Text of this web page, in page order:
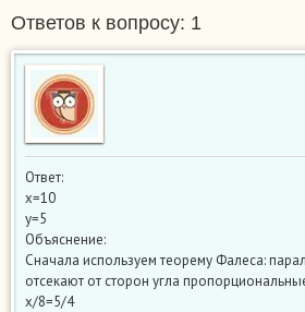
Ответов к вопросу: 1
Ответ:
х=10
у=5
Объяснение:
Сначала используем теорему Фалеса:
отсекают от сторон угла
х/8=5/4